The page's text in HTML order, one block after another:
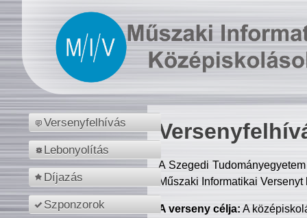
Versenyfelhívás
Lebonyolítás
Díjazás
Szponzorok
A Szegedi
Műszaki Informatikai
A verseny célja: A